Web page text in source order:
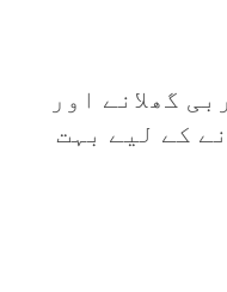
گھلانے اور
کے لیے بہت